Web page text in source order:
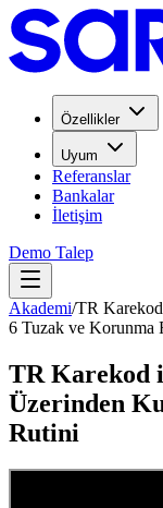
Özellikler
Uyum
Referanslar
Bankalar
İletişim
Demo Talep
Akademi/TR
6 Tuzak ve Korunma
TR Karekod
Üzerinden
Rutini